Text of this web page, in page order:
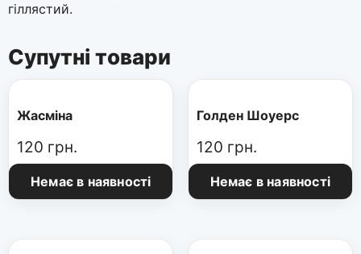
гіллястий.
Супутні товари
Жасміна
120 грн.
Немає в наявності
Голден Шоуерс
120 грн.
Немає в наявності